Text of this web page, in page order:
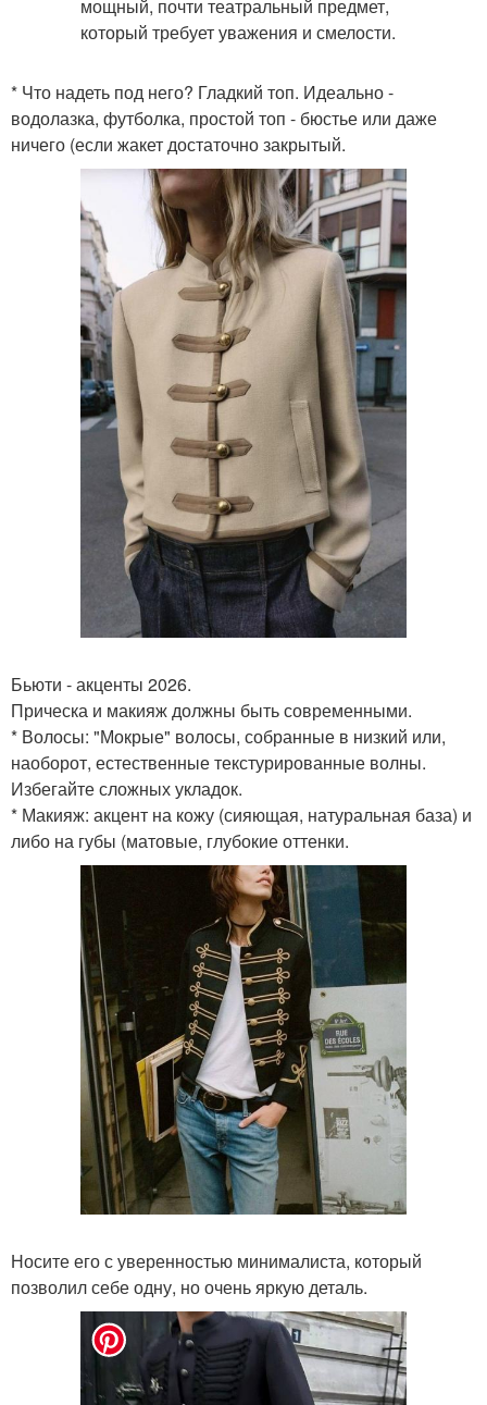
* Что надеть под него? Гладкий топ. Идеально -
водолазка, футболка, простой топ - бюстье или даже
ничего (если жакет достаточно закрытый.
Бьюти - акценты 2026.
Прическа и макияж должны быть современными.
* Волосы: "Мокрые" волосы, собранные в низкий или,
наоборот, естественные текстурированные волны.
Избегайте сложных укладок.
* Макияж: акцент на кожу (сияющая, натуральная база) и
либо на губы (матовые, глубокие оттенки.
Носите его с уверенностью минималиста, который
позволил себе одну, но очень яркую деталь.